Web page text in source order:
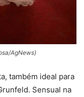
AgNews)
também ideal para
Sensual na